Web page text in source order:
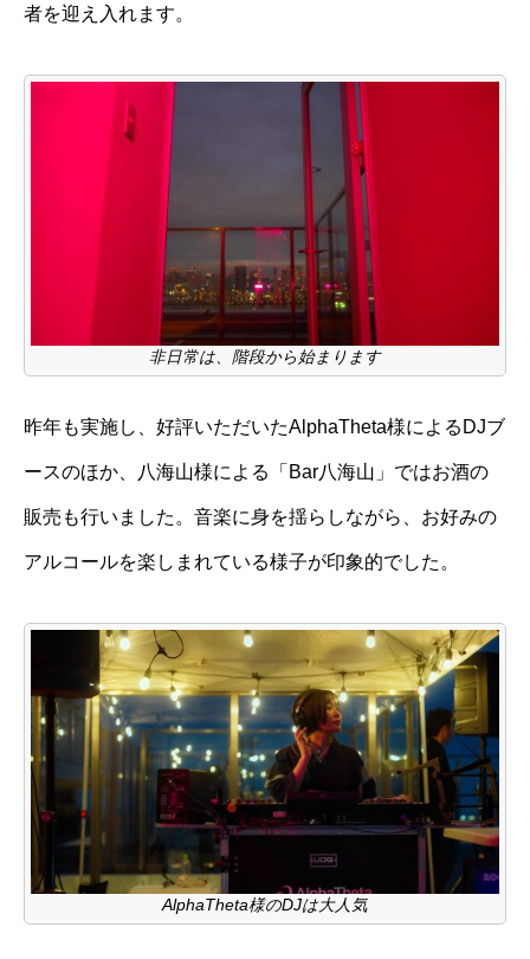
者を迎え入れます。
非日常は、階段から始まります
昨年も実施し、好評いただいたAlphaTheta様によるDJブ
ースのほか、八海山様による「Bar八海山」ではお酒の
販売も行いました。音楽に身を揺らしながら、お好みの
アルコールを楽しまれている様子が印象的でした。
AlphaTheta様のDJは大人気